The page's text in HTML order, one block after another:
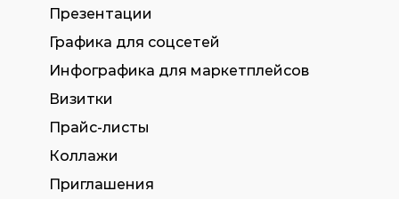
Презентации
Графика для соцсетей
Инфографика для маркетплейсов
Визитки
Прайс-листы
Коллажи
Приглашения